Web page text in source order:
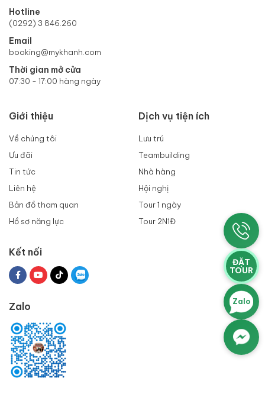
Hotline
(0292) 3 846.260
Email
booking@mykhanh.com
Thời gian mở cửa
07:30 - 17:00 hàng ngày
Giới thiệu
Về chúng tôi
Ưu đãi
Tin tức
Liên hệ
Bản đồ tham quan
Hồ sơ năng lực
Dịch vụ tiện ích
Lưu trú
Teambuilding
Nhà hàng
Hội nghị
Tour 1 ngày
Tour 2N1Đ
Kết nối
Zalo
ĐẶT
TOUR
Zalo